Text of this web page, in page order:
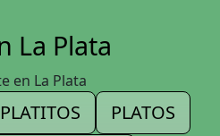
La Plata
PLATITOS
PLATOS